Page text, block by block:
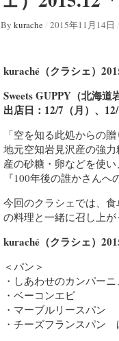
By kurache/ 2015年11月14日 /
kuraché（クラシェ）
Sweets GUPPY（北海道
出店日：12/7（月）、
「空を知る此処からの贈
地元空知岩見沢産の強
産の砂糖・卵などを使
『100年後の誰かさん
今回のクラシェでは、
の料理と一緒に召し上が
kuraché（クラシェ）
＜パン＞
・しあわせのカンパーニ
・ベーコンエピ
・マーブルリースパン
・チーズフランスパン